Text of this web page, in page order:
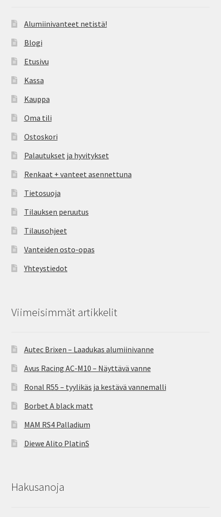
Alumiinivanteet netistä!
Blogi
Etusivu
Kassa
Kauppa
Oma tili
Ostoskori
Palautukset ja hyvitykset
Renkaat + vanteet asennettuna
Tietosuoja
Tilauksen peruutus
Tilausohjeet
Vanteiden osto-opas
Yhteystiedot
Viimeisimmät artikkelit
Autec Brixen – Laadukas alumiinivanne
Avus Racing AC-M10 – Näyttävä vanne
Ronal R55 – tyylikäs ja kestävä vannemalli
Borbet A black matt
MAM RS4 Palladium
Diewe Alito PlatinS
Hakusanoja